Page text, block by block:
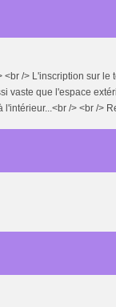
/> L'inscription sur le
vaste que l'espace
l'intérieur...<br /> <br />